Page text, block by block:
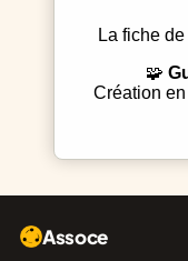
La fiche
Création
Assoce